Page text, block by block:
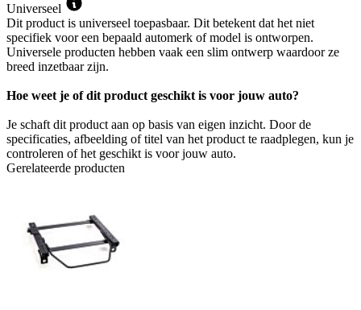
Universeel
Dit product is universeel toepasbaar. Dit betekent dat het niet
specifiek voor een bepaald automerk of model is ontworpen.
Universele producten hebben vaak een slim ontwerp waardoor ze
breed inzetbaar zijn.
Hoe weet je of dit product geschikt is voor jouw auto?
Je schaft dit product aan op basis van eigen inzicht. Door de
specificaties, afbeelding of titel van het product te raadplegen, kun je
controleren of het geschikt is voor jouw auto.
Gerelateerde producten